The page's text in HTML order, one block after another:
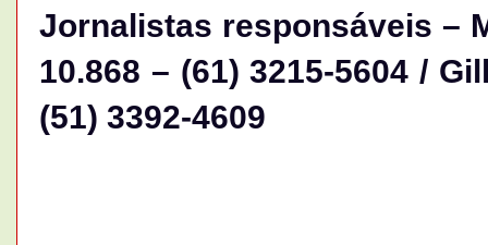
Jornalistas responsáveis –
10.868 – (61) 3215-5604 /
(51) 3392-4609